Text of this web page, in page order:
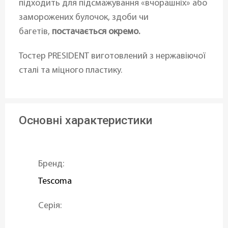
підходить для підсмажування «вчорашніх» або
заморожених булочок, здоби чи
багетів, постачається окремо.
Тостер PRESIDENT виготовлений з нержавіючої
сталі та міцного пластику.
Основні характеристики
Бренд:
Tescoma
Серія: